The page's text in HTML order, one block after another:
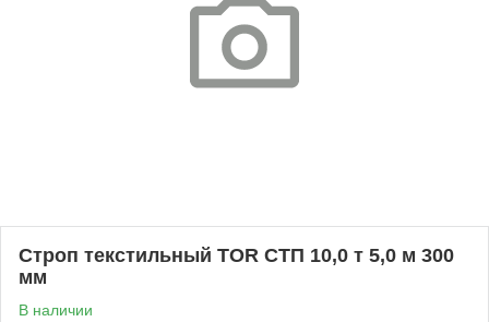
Строп текстильный TOR СТП 10,0 т 5,0 м 300
мм
В наличии